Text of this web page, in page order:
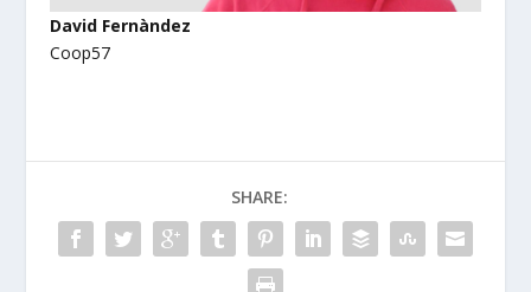
David Fernàndez
Coop57
SHARE: